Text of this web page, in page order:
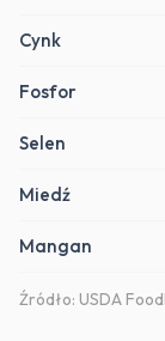
Cynk
Fosfor
Selen
Miedź
Mangan
Źródło: USDA